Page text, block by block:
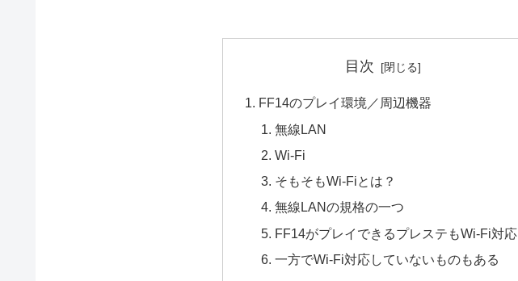
目次
FF14のプレイ環境／周辺機器
無線LAN
Wi-Fi
そもそもWi-Fiとは？
無線LANの規格の一つ
FF14がプレイできるプレステもWi-Fi対応
一方でWi-Fi対応していないものもある